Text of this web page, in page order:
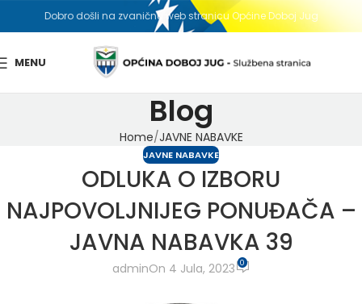
Dobro došli na zvaničnu web stranicu Općine Doboj Jug
MENU
Blog
Home JAVNE NABAVKE
JAVNE NABAVKE
ODLUKA O IZBORU
NAJPOVOLJNIJEG PONUĐAČA –
JAVNA NABAVKA 39
adminOn 4 Jula, 2023 0